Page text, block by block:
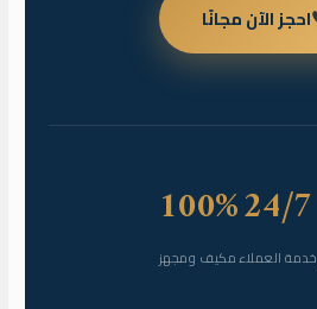
احجز الآن مجانًا
24/7
خدمة العملاء
100%
مكيف ومجهز